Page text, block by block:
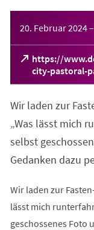
20. Februar 2024–
https://
city-pastoral-
(Öffnet
in
neuen
Tab)
Wir laden zur
„Was lässt mich
selbst
Gedanken dazu
Wir laden zur
lässt mich
geschossenes Foto